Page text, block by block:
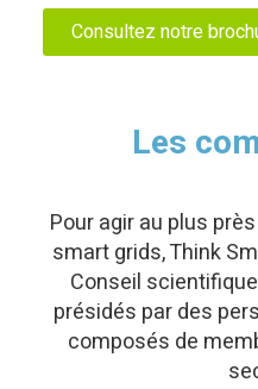
Consultez notre
Les
Pour agir au plus
smart grids, Think
Conseil
présidés par des
composés de